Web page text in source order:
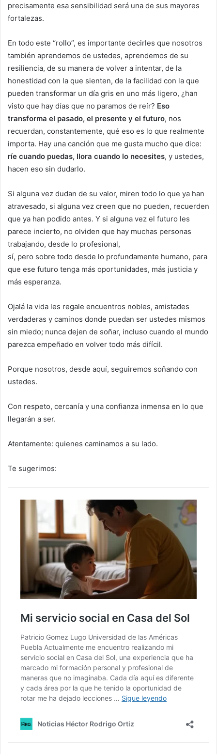
precisamente esa sensibilidad será una de sus mayores
fortalezas.
En todo este “rollo”, es importante decirles que nosotros
también aprendemos de ustedes, aprendemos de su
resiliencia, de su manera de volver a intentar, de la
honestidad con la que sienten, de la facilidad con la que
pueden transformar un día gris en uno más ligero, ¿han
visto que hay días que no paramos de reír? Eso
transforma el pasado, el presente y el futuro, nos
recuerdan, constantemente, qué eso es lo que realmente
importa. Hay una canción que me gusta mucho que dice:
ríe cuando puedas, llora cuando lo necesites, y ustedes,
hacen eso sin dudarlo.
Si alguna vez dudan de su valor, miren todo lo que ya han
atravesado, si alguna vez creen que no pueden, recuerden
que ya han podido antes. Y si alguna vez el futuro les
parece incierto, no olviden que hay muchas personas
trabajando, desde lo profesional,
sí, pero sobre todo desde lo profundamente humano, para
que ese futuro tenga más oportunidades, más justicia y
más esperanza.
Ojalá la vida les regale encuentros nobles, amistades
verdaderas y caminos donde puedan ser ustedes mismos
sin miedo; nunca dejen de soñar, incluso cuando el mundo
parezca empeñado en volver todo más difícil.
Porque nosotros, desde aquí, seguiremos soñando con
ustedes.
Con respeto, cercanía y una confianza inmensa en lo que
llegarán a ser.
Atentamente: quienes caminamos a su lado.
Te sugerimos: